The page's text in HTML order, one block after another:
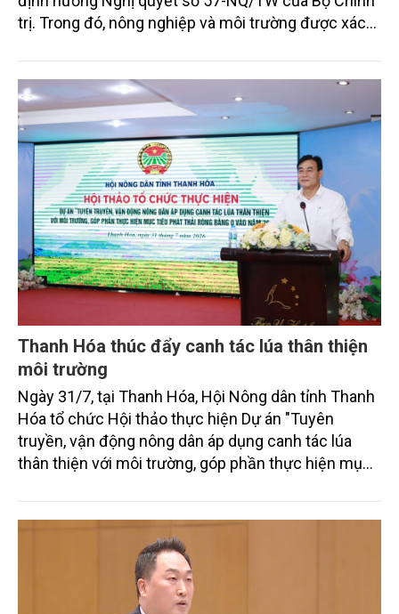
trị. Trong đó, nông nghiệp và môi trường được xác
sắc bởi các tiến bộ công nghệ và cam kết bền vững
toàn cầu, đặc biệt là mục tiêu đưa phát thải ròng
bằng 0 (Net-Zero) vào năm 2050.
Thanh Hóa thúc đẩy canh tác lúa thân thiện
môi trường
Ngày 31/7, tại Thanh Hóa, Hội Nông dân tỉnh Thanh
Hóa tổ chức Hội thảo thực hiện Dự án "Tuyên
truyền, vận động nông dân áp dụng canh tác lúa
thân thiện với môi trường, góp phần thực hiện mục
trình thu hút sự tham gia của đông đảo đại biểu đến
từ các cơ quan quản lý nhà nước, đơn vị nghiên cứu,
doanh nghiệp, hợp tác xã và nông dân đang trực
tiếp triển khai mô hình sản xuất lúa phát thải thấp.